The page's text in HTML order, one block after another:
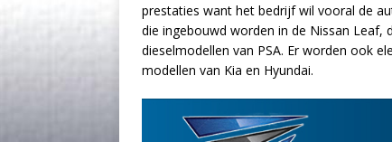
prestaties want het bedrijf wil vooral de
die ingebouwd worden in de Nissan Leaf,
dieselmodellen van PSA. Er worden ook
modellen van Kia en Hyundai.